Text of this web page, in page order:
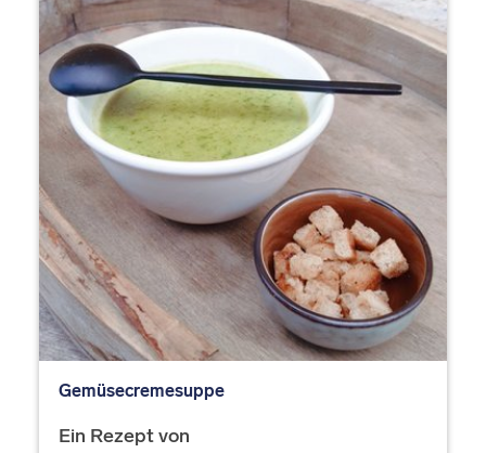
Gemüsecremesuppe
Ein Rezept von